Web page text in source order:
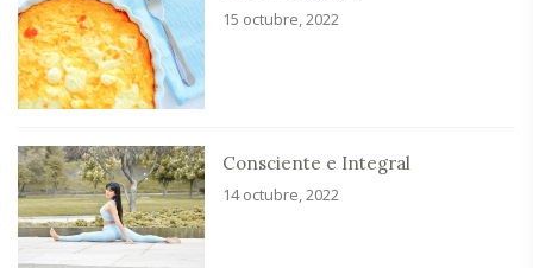
15 octubre, 2022
Consciente e Integral
14 octubre, 2022